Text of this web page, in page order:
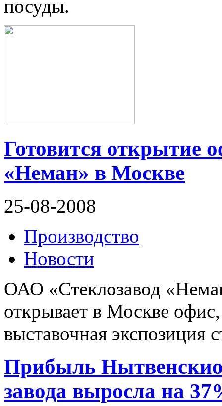
посуды.
Готовится открытие
«Неман» в Москве
25-08-2008
Производство
Новости
ОАО «Стеклозавод
открывает в Москве
выставочная экспозиция
Прибыль
завода выросла на